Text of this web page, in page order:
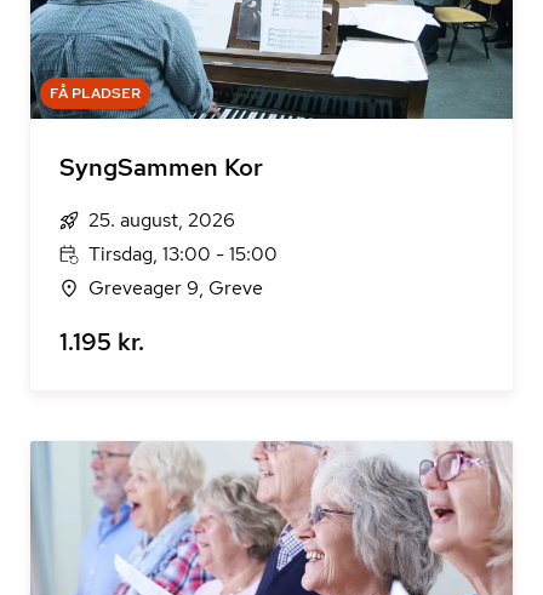
FÅ PLADSER
SyngSammen Kor
25. august, 2026
Tirsdag, 13:00 - 15:00
Greveager 9, Greve
1.195 kr.